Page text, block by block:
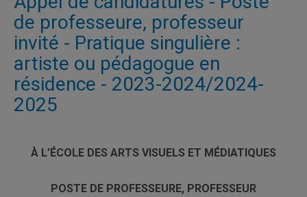
de professeure, professeur
invité - Pratique singulière :
artiste ou pédagogue en
résidence - 2023-2024/2024-
2025
À L’ÉCOLE DES ARTS VISUELS ET MÉDIATIQUES
POSTE DE PROFESSEURE, PROFESSEUR